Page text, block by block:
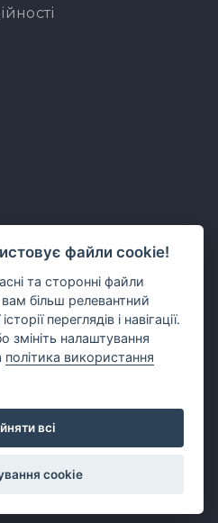
файли cookie!
та сторонні файли
більш релевантний
переглядів і навігації.
змініть налаштування
політика використання
всі
cookie